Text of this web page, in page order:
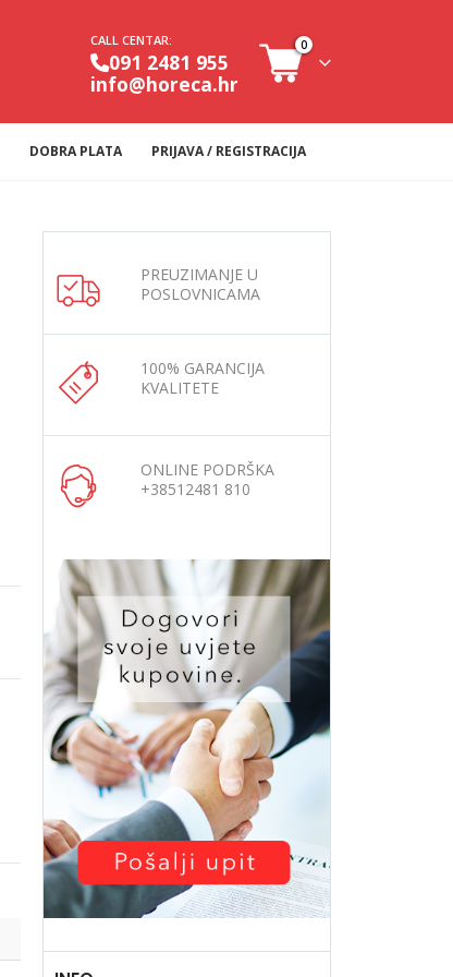
CALL CENTAR:
091 2481 955
info@horeca.hr
0
DOBRA PLATA PRIJAVA / REGISTRACIJA
PREUZIMANJE U
POSLOVNICAMA
100% GARANCIJA
KVALITETE
ONLINE PODRŠKA
+38512481 810